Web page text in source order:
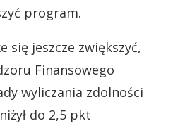
program.
się jeszcze zwiększyć,
Finansowego
wyliczania zdolności
do 2,5 pkt